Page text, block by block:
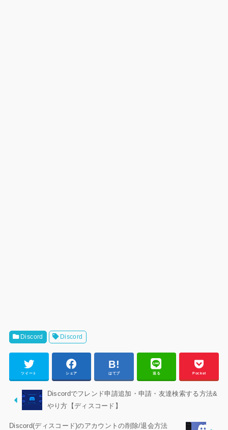
Discord Discord
ツイート シェア はてブ 送る Pocket
Discordでフレンド申請追加・申請・友達検索する方法&
やり方【ディスコード】
Discord(ディスコード)のアカウントの削除/退会方法